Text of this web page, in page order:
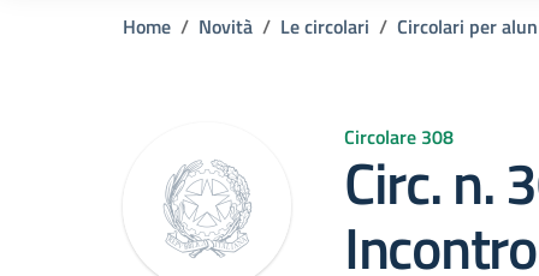
Home Novità Le circolari Circolari per
Circolare 308
Circ. n.